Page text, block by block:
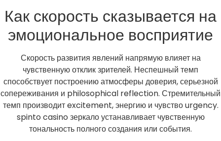
Как скорость сказывается на
эмоциональное восприятие
Скорость развития явлений напрямую влияет на
чувственную отклик зрителей. Неспешный темп
способствует построению атмосферы доверия, серьезной
сопереживания и philosophical reflection. Стремительный
темп производит excitement, энергию и чувство urgency.
spinto casino зеркало устанавливает чувственную
тональность полного создания или события.